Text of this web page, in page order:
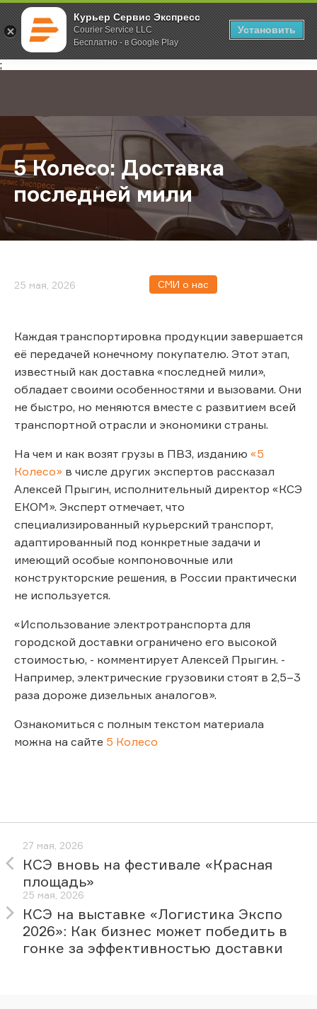
Курьер Сервис Экспресс
Courier Service LLC
Бесплатно - в Google Play
Установить
;
Главная О компании Новости 5 Колесо: Доставка последней
5 Колесо: Доставка
последней мили
25 мая, 2026 СМИ о нас
Каждая транспортировка продукции завершается
её передачей конечному покупателю. Этот этап,
известный как доставка «последней мили»,
обладает своими особенностями и вызовами. Они
не быстро, но меняются вместе с развитием всей
транспортной отрасли и экономики страны.
На чем и как возят грузы в ПВЗ, изданию «5
Колесо» в числе других экспертов рассказал
Алексей Прыгин, исполнительный директор «КСЭ
ЕКОМ». Эксперт отмечает, что
специализированный курьерский транспорт,
адаптированный под конкретные задачи и
имеющий особые компоновочные или
конструкторские решения, в России практически
не используется.
«Использование электротранспорта для
городской доставки ограничено его высокой
стоимостью, - комментирует Алексей Прыгин. -
Например, электрические грузовики стоят в 2,5–3
раза дороже дизельных аналогов».
Ознакомиться с полным текстом материала
можна на сайте 5 Колесо
27 мая, 2026
КСЭ вновь на фестивале «Красная
площадь»
25 мая, 2026
КСЭ на выставке «Логистика Экспо
2026»: Как бизнес может победить в
гонке за эффективностью доставки